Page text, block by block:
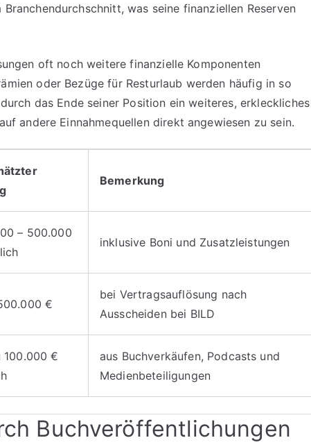
was seine finanziellen Reserven
oft noch weitere finanzielle Komponenten
oder Bezüge für Resturlaub werden häufig in so
das Ende seiner Position ein weiteres, erkleckliches
andere Einnahmequellen direkt angewiesen zu sein.
Bemerkung
– 500.000
inklusive Boni und Zusatzleistungen
€
bei Vertragsauflösung nach
Ausscheiden bei BILD
100.000 €
aus Buchverkäufen, Podcasts und
Medienbeteiligungen
Buchveröffentlichungen